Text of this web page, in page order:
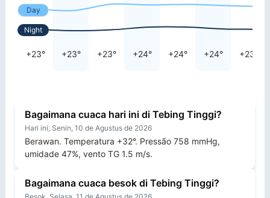
+23° +23° +23° +24° +24° +24° +23°
Day
Night
Bagaimana cuaca hari ini di Tebing Tinggi?
Hari ini, Senin, 10 de Agustus de 2026
Berawan. Temperatura +32°. Pressão 758 mmHg,
umidade 47%, vento TG 1.5 m/s.
Bagaimana cuaca besok di Tebing Tinggi?